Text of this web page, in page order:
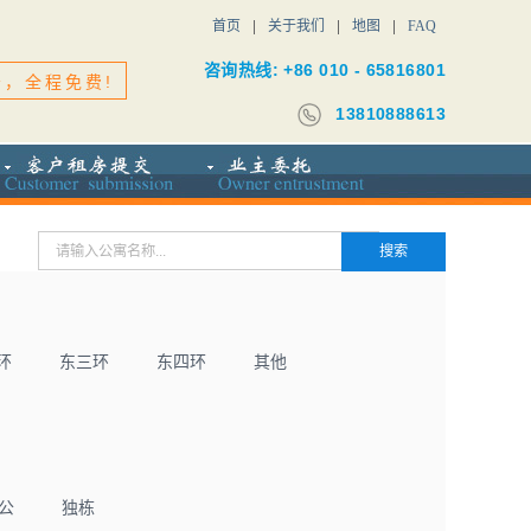
首页 关于我们 地图 FAQ
全程免费!
咨询热线: +86 010 - 65816801
13810888613
东三环 东四环 其他
独栋